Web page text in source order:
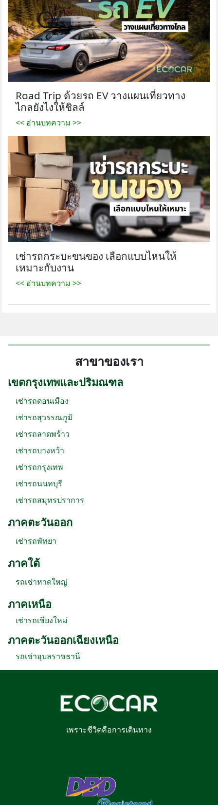
Road Trip ด้วยรถ EV วางแผนเที่ยวทาง
ไกลยังไงให้ชิลล์
<< อ่านบทความ >>
เช่ารถกระบะขนของ เลือกแบบไหนให้
เหมาะกับงาน
<< อ่านบทความ >>
สาขาของเรา
เขตกรุงเทพและปริมณฑล
เช่ารถดอนเมือง
เช่ารถสุวรรณภูมิ
เช่ารถลาดพร้าว
เช่ารถบางหว้า
เช่ารถกรุงเทพ
เช่ารถนนทบุรี
เช่ารถสมุทรปราการ
ภาคตะวันออก
เช่ารถพัทยา
ภาคใต้
รถเช่าหาดใหญ่
ภาคเหนือ
เช่ารถเชียงใหม่
ภาคตะวันออกเฉียงเหนือ
รถเช่าอุบลราชธานี
เพราะชีวิตคือการเดินทาง